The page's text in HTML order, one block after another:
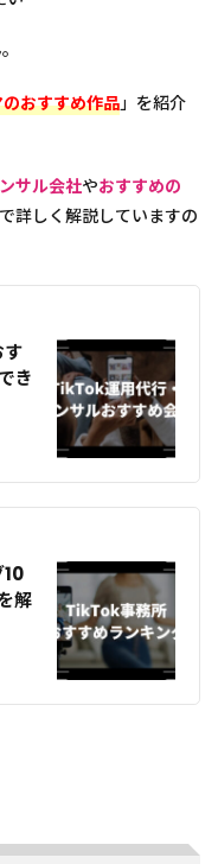
おすすめ作品」を紹介
サル会社やおすすめの
詳しく解説していますの
す
き
解